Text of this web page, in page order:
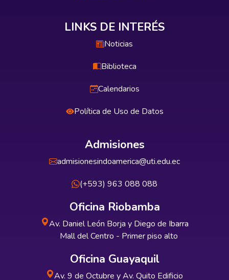
LINKS DE INTERÉS
Noticias
Biblioteca
Calendarios
Política de Uso de Datos
Admisiones
admisionesindoamerica@uti.edu.ec
(+593) 963 088 088
Oficina Riobamba
Av. Daniel León Borja y Diego de Ibarra
Mall del Centro - Primer piso alto
Oficina Guayaquil
Av. 9 de Octubre y Av. Quito Edificio